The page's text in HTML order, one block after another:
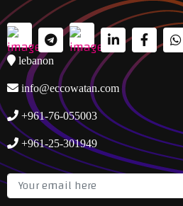
lebanon
info@eccowatan.com
+961-76-055003
+961-25-301949